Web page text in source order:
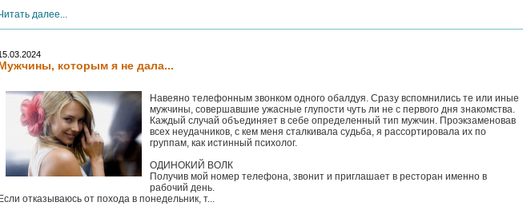
далее...
которым я не дала...
Навеяно телефонным звонком одного обалдуя. Сразу вспомнились те или иные
мужчины, совершавшие ужасные глупости чуть ли не с первого дня знакомства.
Каждый случай объединяет в себе определенный тип мужчин. Проэкзаменовав
всех неудачников, с кем меня сталкивала судьба, я рассортировала их по
группам, как истинный психолог.
ОДИНОКИЙ ВОЛК
Получив мой номер телефона, звонит и приглашает в ресторан именно в
рабочий день.
Если отказываюсь от похода в понедельник, т...